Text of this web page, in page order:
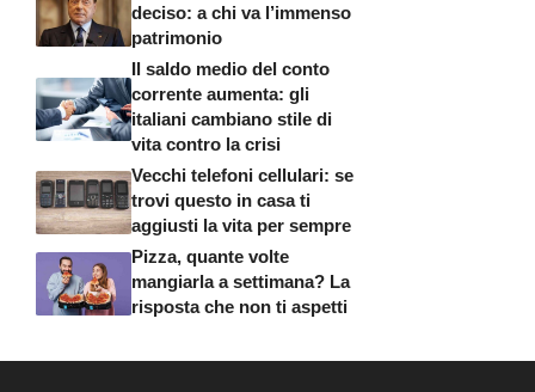
deciso: a chi va l’immenso
patrimonio
Il saldo medio del conto
corrente aumenta: gli
italiani cambiano stile di
vita contro la crisi
Vecchi telefoni cellulari: se
trovi questo in casa ti
aggiusti la vita per sempre
Pizza, quante volte
mangiarla a settimana? La
risposta che non ti aspetti